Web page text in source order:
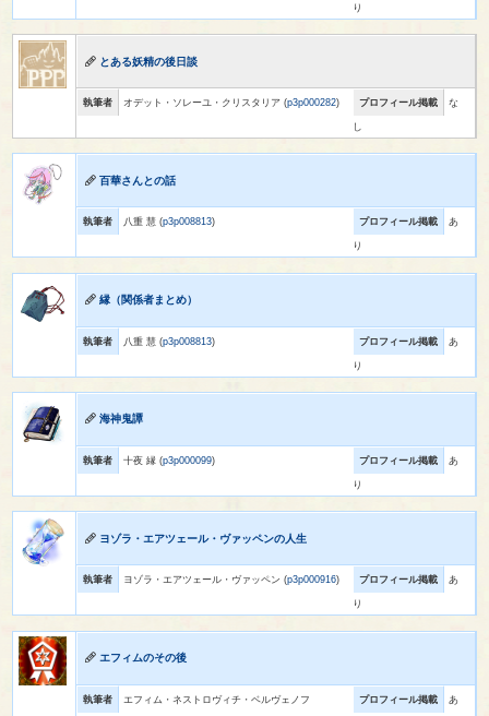
り
とある妖精の後日談
執筆者 オデット・ソレーユ・クリスタリア (p3p000282) プロフィール掲載 な
し
百華さんとの話
執筆者 八重 慧 (p3p008813) プロフィール掲載 あ
り
縁（関係者まとめ）
執筆者 八重 慧 (p3p008813) プロフィール掲載 あ
り
海神鬼譚
執筆者 十夜 縁 (p3p000099) プロフィール掲載 あ
り
ヨゾラ・エアツェール・ヴァッペンの人生
執筆者 ヨゾラ・エアツェール・ヴァッペン (p3p000916) プロフィール掲載 あ
り
エフィムのその後
執筆者 エフィム・ネストロヴィチ・ベルヴェノフ プロフィール掲載 あ